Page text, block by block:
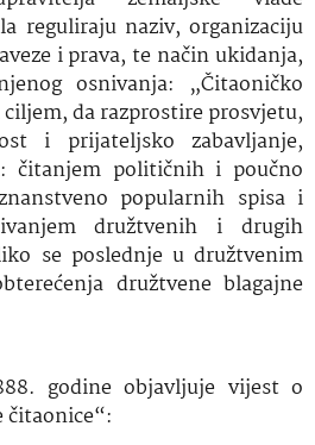
reguliraju naziv, organizaciju
i prava, te način ukidanja,
osnivanja: „Čitaoničko
da razprostire prosvjetu,
i prijateljsko zabavljanje,
čitanjem političnih i poučno
popularnih spisa i
družtvenih i drugih
se poslednje u družtvenim
družtvene blagajne
godine objavljuje vijest o
čitaonice“: